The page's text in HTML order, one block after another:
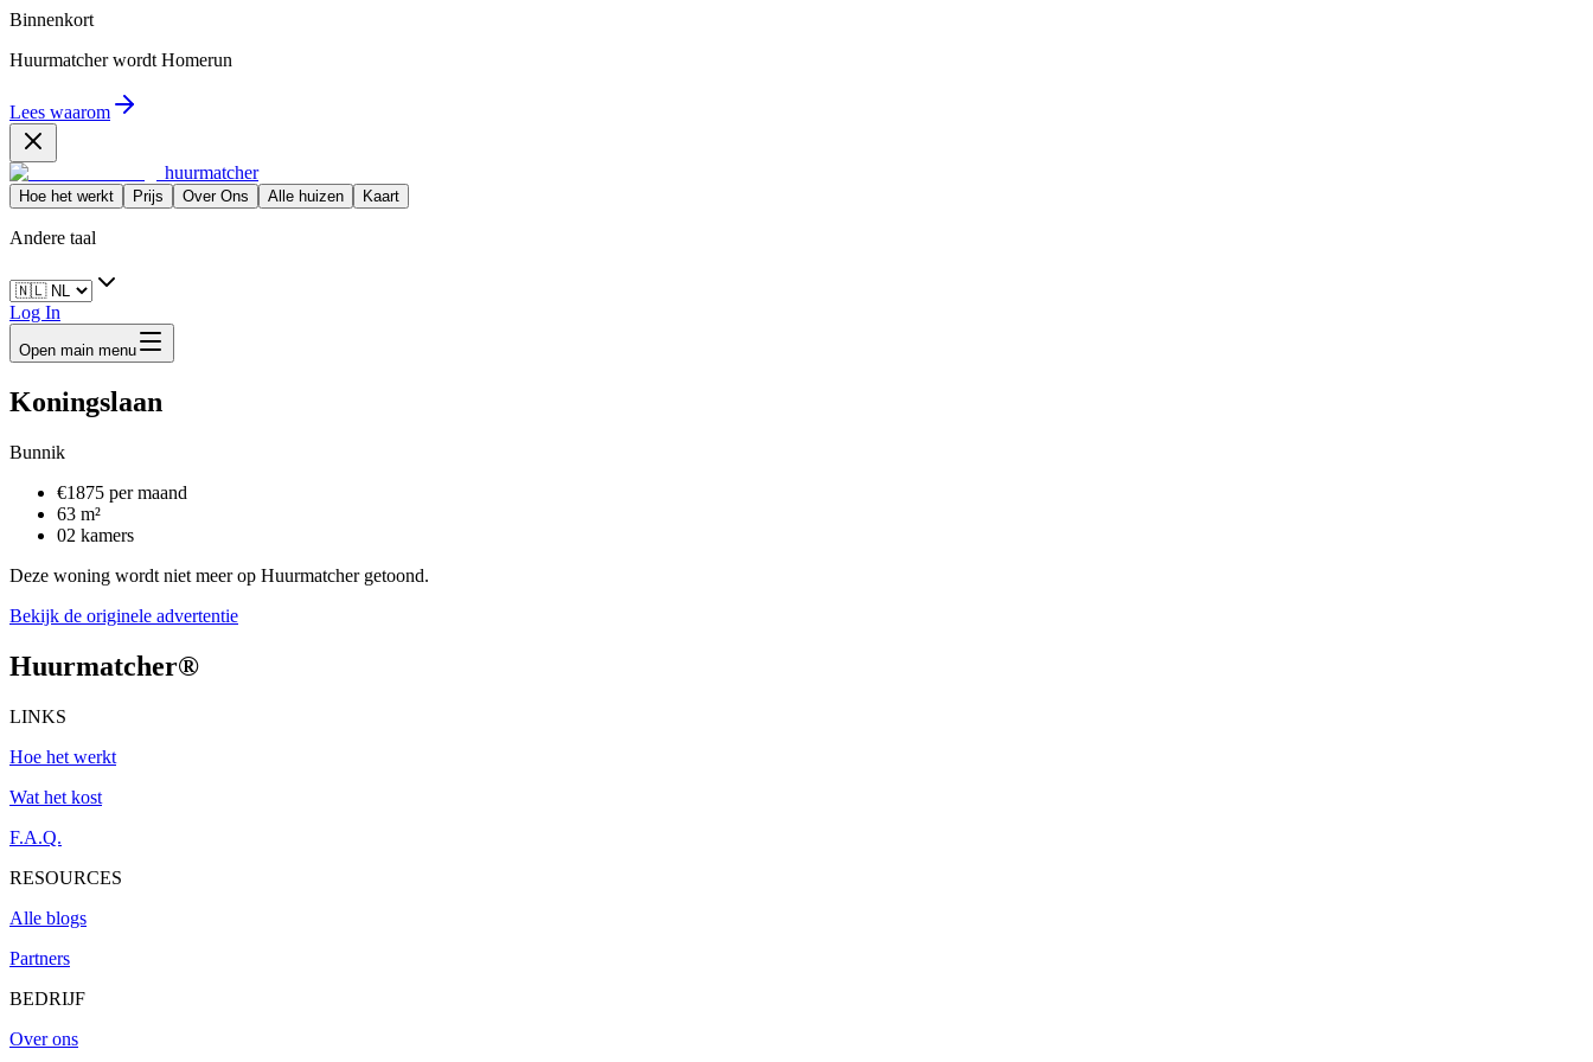
Binnenkort
Huurmatcher wordt Homerun
Lees waarom
huurmatcher
Hoe het werkt Prijs Over Ons Alle huizen Kaart
Andere taal
Log In
Open main menu
Koningslaan
Bunnik
€1875 per maand
63 m²
02 kamers
Deze woning wordt niet meer op Huurmatcher getoond.
Bekijk de originele advertentie
Huurmatcher®
LINKS
Hoe het werkt
Wat het kost
F.A.Q.
RESOURCES
Alle blogs
Partners
BEDRIJF
Over ons